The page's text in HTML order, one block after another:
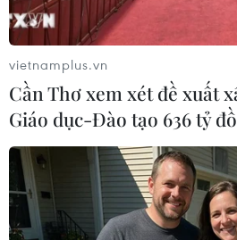
TIN LIÊN QUAN
vietnamplus.vn
Cần Thơ xem xét đề xuất
Giáo dục-Đào tạo 636 tỷ